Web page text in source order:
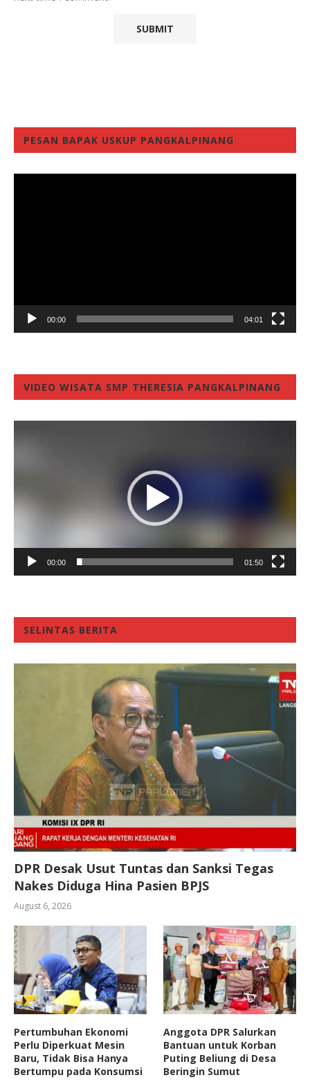
PESAN BAPAK USKUP PANGKALPINANG
00:00 04:01
VIDEO WISATA SMP THERESIA PANGKALPINANG
00:00 01:50
SELINTAS BERITA
DPR Desak Usut Tuntas dan Sanksi Tegas
Nakes Diduga Hina Pasien BPJS
August 6, 2026
Pertumbuhan Ekonomi
Perlu Diperkuat Mesin
Baru, Tidak Bisa Hanya
Bertumpu pada Konsumsi
Anggota DPR Salurkan
Bantuan untuk Korban
Puting Beliung di Desa
Beringin Sumut